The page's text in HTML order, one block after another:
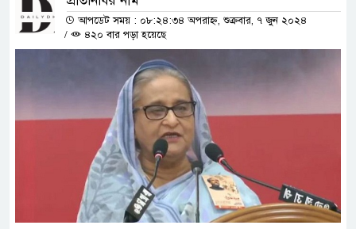
আপডেট সময় : ০৮:২৪:৩৪ অপরাহ্ন, শুক্রবার, ৭ জুন ২০২৪
/
৪২০ বার পড়া হয়েছে